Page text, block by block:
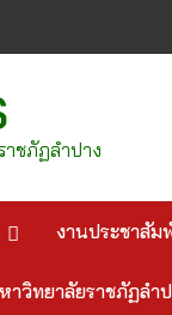
ชภัฏลำปาง
งานประชาสัม
าวิทยาลัยราชภัฏลำ